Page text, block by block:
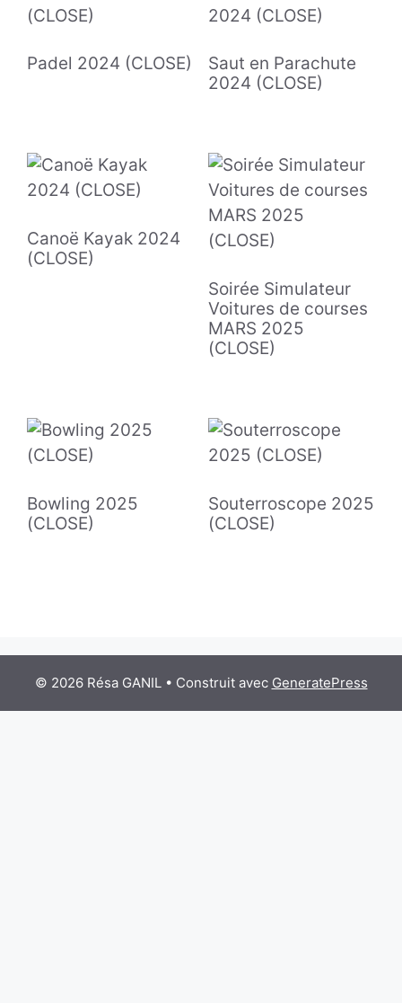
Padel 2024 (CLOSE)
Saut en Parachute
2024 (CLOSE)
Canoë Kayak 2024
(CLOSE)
Soirée Simulateur
Voitures de courses
MARS 2025
(CLOSE)
Bowling 2025
(CLOSE)
Souterroscope 2025
(CLOSE)
© 2026 Résa GANIL• Construit avec GeneratePress